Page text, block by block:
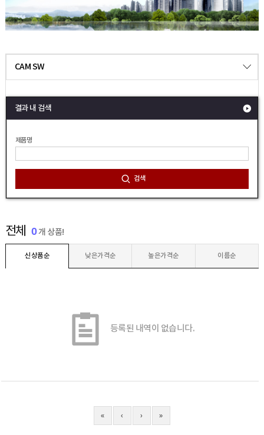
CAM SW
결과 내 검색
제품명
검색
전체 0개 상품!
신상품순 낮은가격순 높은가격순 이름순
등록된 내역이 없습니다.
« ‹ › »